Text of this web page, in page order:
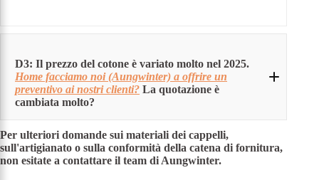
D3: Il prezzo del cotone è variato molto nel 2025.
Home facciamo noi (Aungwinter) a offrire un
preventivo ai nostri clienti? La quotazione è
cambiata molto?
A:
Per ulteriori domande sui materiali dei cappelli,
sull'artigianato o sulla conformità della catena di fornitura,
non esitate a contattare il team di Aungwinter.